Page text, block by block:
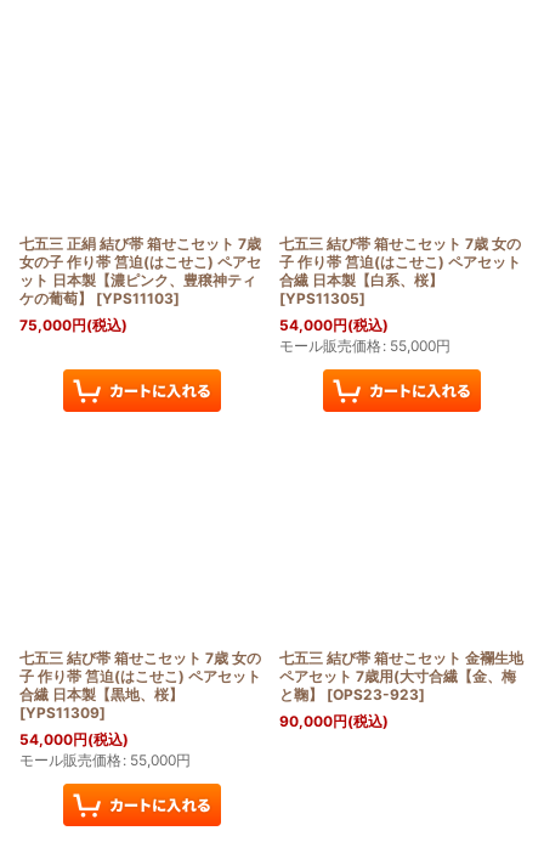
七五三 正絹 結び帯 箱せこセット 7歳
女の子 作り帯 筥迫(はこせこ) ペアセ
ット 日本製【濃ピンク、豊穣神ティ
ケの葡萄】
[YPS11103]
75,000円(税込)
七五三 結び帯 箱せこセット 7歳 女の
子 作り帯 筥迫(はこせこ) ペアセット
合繊 日本製【白系、桜】
[YPS11305]
54,000円(税込)
モール販売価格: 55,000円
七五三 結び帯 箱せこセット 7歳 女の
子 作り帯 筥迫(はこせこ) ペアセット
合繊 日本製【黒地、桜】
[YPS11309]
54,000円(税込)
モール販売価格: 55,000円
七五三 結び帯 箱せこセット 金襴生地
ペアセット 7歳用(大寸合繊【金、梅
と鞠】
[OPS23-923]
90,000円(税込)